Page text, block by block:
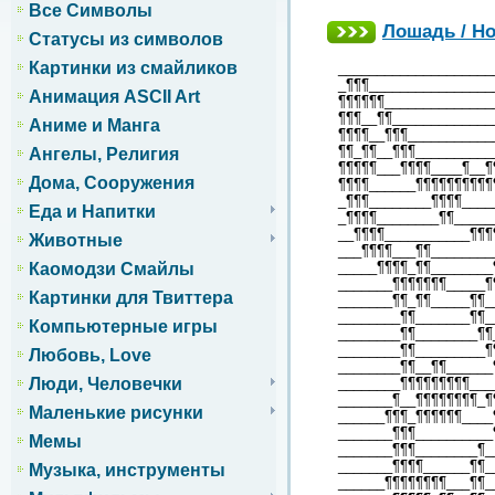
Все Символы
Статусы из символов
Картинки из смайликов
Анимация ASCII Art
Аниме и Манга
Ангелы, Религия
Дома, Сооружения
Еда и Напитки
Животные
Каомодзи Смайлы
Картинки для Твиттера
Компьютерные игры
Любовь, Love
Люди, Человечки
Маленькие рисунки
Мемы
Музыка, инструменты
Лошадь /